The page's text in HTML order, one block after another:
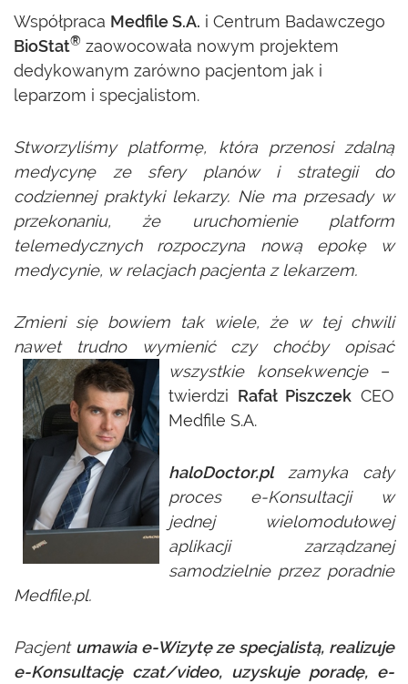
Współpraca Medfile S.A. i Centrum Badawczego
BioStat® zaowocowała nowym projektem
dedykowanym zarówno pacjentom jak i
leparzom i specjalistom.
Stworzyliśmy platformę, która przenosi zdalną
medycynę ze sfery planów i strategii do
codziennej praktyki lekarzy. Nie ma przesady w
przekonaniu, że uruchomienie platform
telemedycznych rozpoczyna nową epokę w
medycynie, w relacjach pacjenta z lekarzem.
Zmieni się bowiem tak wiele, że w tej chwili
nawet trudno wymienić czy choćby opisać
wszystkie konsekwencje –
twierdzi Rafał Piszczek CEO
Medfile S.A.
haloDoctor.plzamyka cały
proces e-Konsultacji w
jednej wielomodułowej
aplikacji zarządzanej
samodzielnie przez poradnie
Medfile.pl.
Pacjent umawia e-Wizytę ze specjalistą, realizuje
e-Konsultację czat/video, uzyskuje poradę, e-